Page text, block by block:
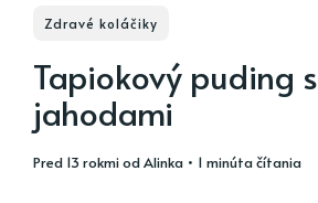
Zdravé koláčiky
Tapiokový puding s
jahodami
pred 13 rokmiodAlinka • 1 minúta čítania